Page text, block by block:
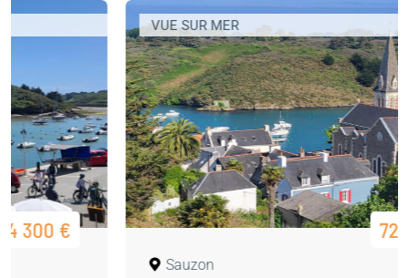
VUE SUR MER
726 100 €